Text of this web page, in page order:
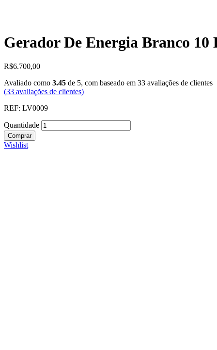
Gerador De Energia Branco
R$6.700,00
Avaliado como 3.45 de 5, com baseado em 33 avaliações de clientes
(33 avaliações de clientes)
REF: LV0009
Quantidade
Comprar
Wishlist